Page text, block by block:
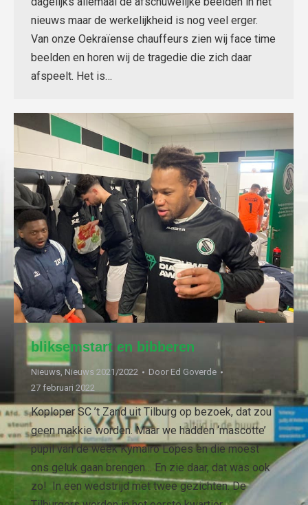
nieuws maar de werkelijkheid is nog veel erger.
Van onze Oekraïense chauffeurs zien wij face time
beelden en horen wij de tragedie die zich daar
afspeelt. Het is…
bliksemstart en bibberen
Nieuws, Nieuws 2021/2022 Door Ed Goverde
27 februari 2022
Koploper SC ’t Zand uit Tilburg op bezoek, dat zou
geen makkie worden. Maar we hadden ‘mascotte’
pupil van de week Kymairo Lopes en die moest
ons geluk gaan brengen… En zie daar, dat was ook
zo! In een wedstrijd met twee gezichten. De